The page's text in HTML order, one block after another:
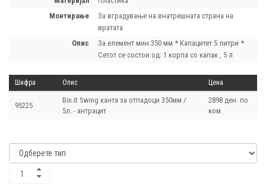
монтирање
За вградување на внатрешната страна на
вратата
опис
За елемент мин.350 мм * Капацитет 5 литри *
Сетот се состои од: 1 корпа со капак , 5 л
Шифра Опис Цена
95225
Bin.it Swing канта за отпадоци 350мм /
5л. - антрацит
2898 ден. по
ком.